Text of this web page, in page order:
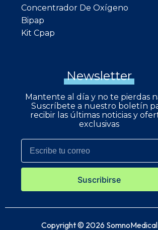
Concentrador De Oxígeno
Bipap
Kit Cpap
Newsletter
Mantente al día y no te pierdas
Suscríbete a nuestro boletín
recibir las últimas noticias y
exclusivas
Suscribirse
Copyright © 2026 SomnoMedical